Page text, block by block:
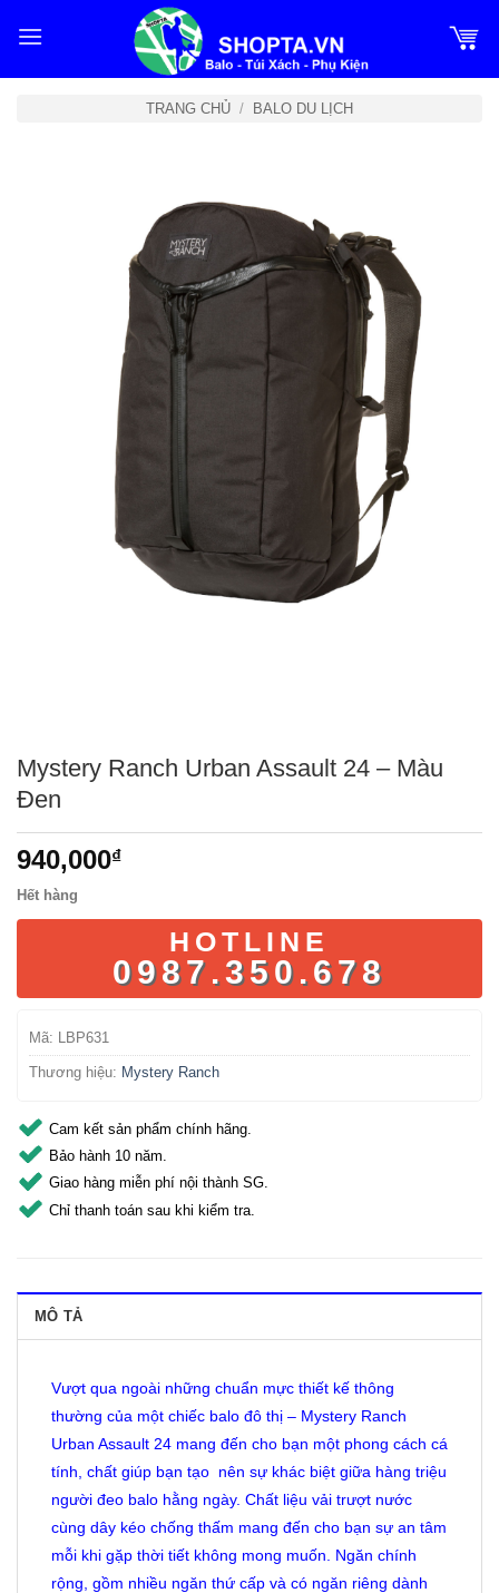
qua
TRANG CHỦ / BALO DU LỊCH
Mystery Ranch Urban Assault 24 – Màu
Đen
940,000₫
Hết hàng
HOTLINE
0987.350.678
Mã: LBP631
Thương hiệu: Mystery Ranch
Cam kết sản phẩm chính hãng.
Bảo hành 10 năm.
Giao hàng miễn phí nội thành SG.
Chỉ thanh toán sau khi kiểm tra.
MÔ TẢ
Vượt qua ngoài những chuẩn mực thiết kế thông
thường của một chiếc balo đô thị – Mystery Ranch
Urban Assault 24 mang đến cho bạn một phong cách cá
tính, chất giúp bạn tạo nên sự khác biệt giữa hàng triệu
người đeo balo hằng ngày. Chất liệu vải trượt nước
cùng dây kéo chống thấm mang đến cho bạn sự an tâm
mỗi khi gặp thời tiết không mong muốn. Ngăn chính
rộng, gồm nhiều ngăn thứ cấp và có ngăn riêng dành